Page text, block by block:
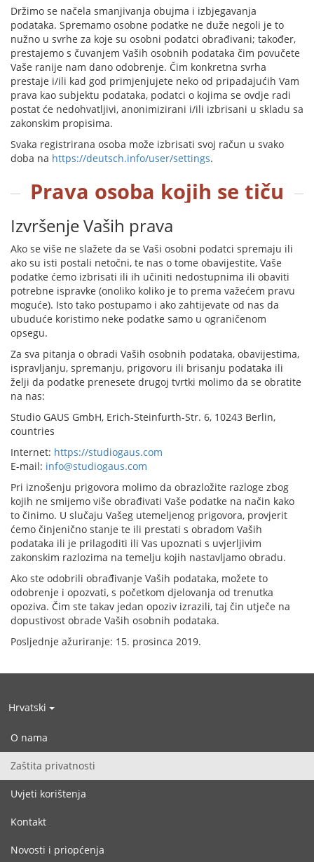
Držimo se načela smanjivanja obujma i izbjegavanja
podataka. Spremamo osobne podatke ne duže negoli je to
nužno u svrhe za koje su osobni podatci obrađivani; također,
prestajemo s čuvanjem Vaših osobnih podataka čim povučete
Vaše ranije nam dano odobrenje. Čim konkretna svrha
prestaje i/ili kad god primjenjujete neko od pripadajućih Vam
prava kao subjektu podataka, podatci o kojima se ovdje radi
postat će nedohvatljivi, anonimizirani i/ili izbrisani u skladu sa
zakonskim propisima.
Svaka registrirana osoba može izbrisati svoj račun u svako
doba na https://deutsch.info/user/settings.
Prava osoba kojih se tiču
Izvršenje Vaših prava
Ako se više ne slažete da se Vaši osobni podatci spremaju ili
ako su isti postali netočni, te nas o tome obavijestite, Vaše
podatke ćemo izbrisati ili ih učiniti nedostupnima ili obaviti
potrebne ispravke (onoliko koliko je to prema važećem pravu
moguće). Isto tako postupamo i ako zahtijevate od nas da
ubuduće koristimo neke podatke samo u ograničenom
opsegu.
Za sva pitanja o obradi Vaših osobnih podataka, obavijestima,
ispravljanju, spremanju, prigovoru ili brisanju podataka ili
želji da podatke prenesete drugoj tvrtki molimo da se obratite
na nas:
Studio GAUS GmbH, Erich-Steinfurth-Str. 6, 10243 Berlin,
countries
Internet: https://studiogaus.com
E-mail: info@studiogaus.com
Pri iznošenju prigovora molimo da obrazložite razloge zbog
kojih ne smijemo više obrađivati Vaše podatke na način kako
to činimo. U slučaju Vašeg utemeljenog prigovora, provjerit
ćemo činjenično stanje te ili prestati s obradom Vaših
podataka ili je prilagoditi ili Vas upoznati s uvjerljivim
zakonskim razlozima na temelju kojih nastavljamo obradu.
Ako ste odobrili obrađivanje Vaših podataka, možete to
odobrenje i opozvati, s početkom djelovanja od trenutka
opoziva. Čim ste takav jedan opoziv izrazili, taj čin utječe na
dopustivost obrade Vaših osobnih podataka.
Posljednje ažuriranje: 15. prosinca 2019.
Hrvatski
O nama
Zaštita privatnosti
Uvjeti korištenja
Kontakt
Novosti i priopćenja